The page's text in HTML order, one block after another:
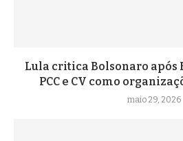
Lula critica Bolsonaro após
PCC e CV como
maio 29, 2026